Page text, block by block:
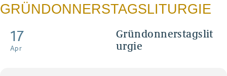
GRÜNDONNERSTAGSLITURGIE
17
Apr
Gründonnerstagslit
urgie